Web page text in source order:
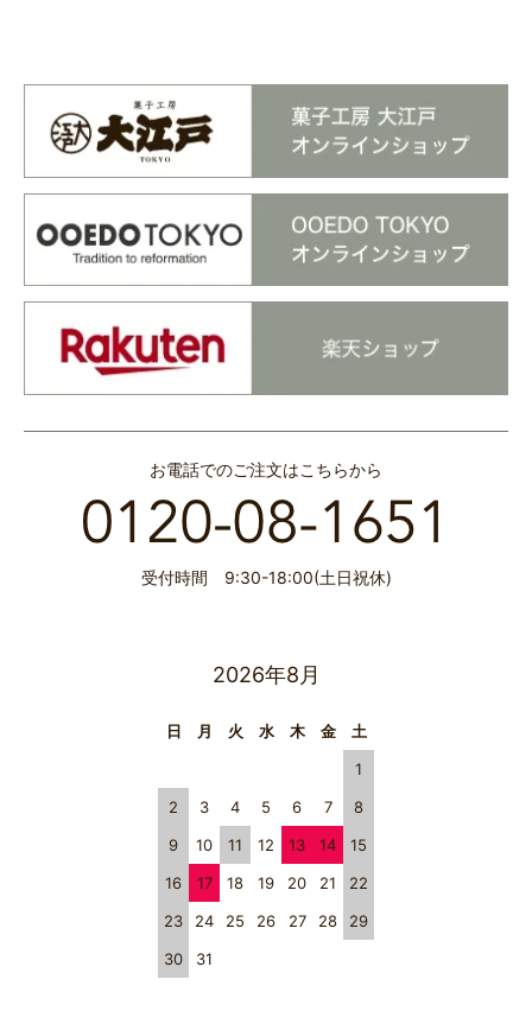
お電話でのご注文はこちらから
受付時間 9:30-18:00(土日祝休)
2026年8月
日 月 火 水 木 金
土
1
2
3 4 5 6 7
8
9
10 11 12 13 14
15
16
17 18 19 20 21
22
23
24 25 26 27 28
29
30
31